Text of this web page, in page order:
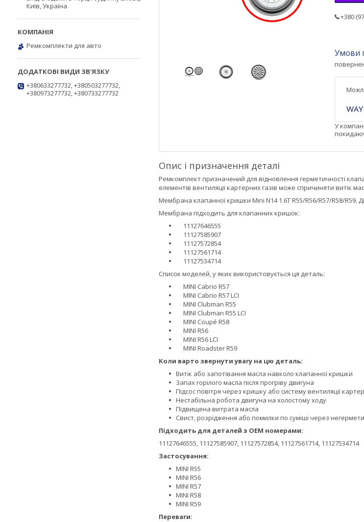
+380
У
Опис і призначення деталі
Ремкомплект призначений для відновлення герметичності
елементів вентиляції картерних газів може спричиняти витік
Мембрана клапанної кришки Mini N14 1.6T R55/R56/R57/R58/R59.
Мембрана підходить для клапанних кришок:
11127646555
11127585907
11127572854
11127561714
11127534714
Список моделей, у яких використовується ця деталь:
MINI Cabrio R57
MINI Cabrio R57 LCI
MINI Clubman R55
MINI Clubman R55 LCI
MINI Coupé R58
MINI R56
MINI R56 LCI
MINI Roadster R59
Коли варто звернути увагу на цю деталь:
Витік або запотівання масла навколо клапанної кришки
Запах горілого масла після прогріву двигуна
Підсос повітря через кришку або систему вентиляції
Нестабільна робота двигуна на холостому ходу
Підвищена витрата масла
Свист, розрідження або помилки по суміші через
Підходить для деталей з OEM номерами:
11127646555, 11127585907, 11127572854, 11127561714, 11127534714
Застосування:
MINI R55
MINI R56
MINI R57
MINI R58
MINI R59
Переваги:
Київ, Україна
Ремкомплекти для авто
+380633277732, +380503277732,
+380973277732, +380733277732